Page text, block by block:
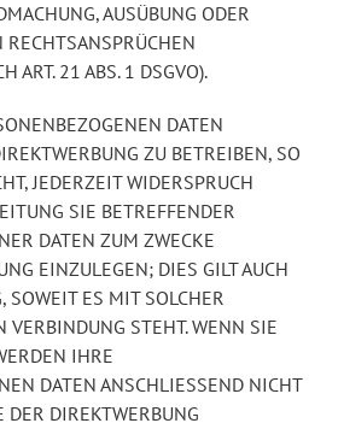
AUSÜBUNG ODER
ART. 21 ABS. 1 DSGVO).
DATEN
ZU BETREIBEN, SO
JEDERZEIT WIDERSPRUCH
SIE BETREFFENDER
DATEN ZUM ZWECKE
EINZULEGEN; DIES GILT AUCH
SOWEIT ES MIT SOLCHER
VERBINDUNG STEHT. WENN SIE
IHRE
DATEN ANSCHLIESSEND NICHT
DIREKTWERBUNG